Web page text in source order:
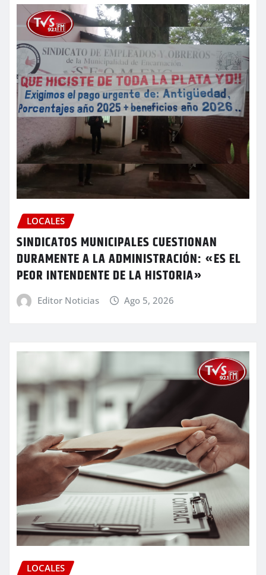
LOCALES
SINDICATOS MUNICIPALES CUESTIONAN
DURAMENTE A LA ADMINISTRACIÓN: «ES EL
PEOR INTENDENTE DE LA HISTORIA»
Editor Noticias Ago 5, 2026
LOCALES